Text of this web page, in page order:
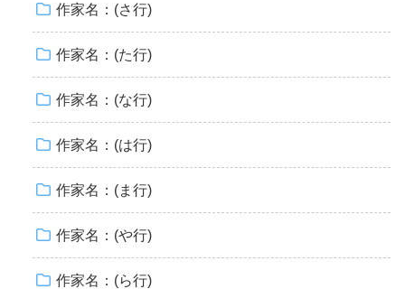
作家名：(さ行)
作家名：(た行)
作家名：(な行)
作家名：(は行)
作家名：(ま行)
作家名：(や行)
作家名：(ら行)